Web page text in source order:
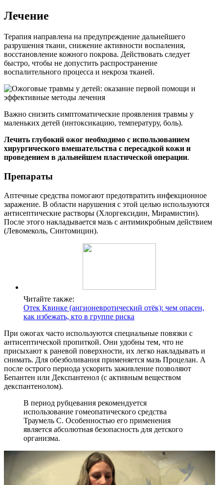
Лечение
Терапия направлена на предупреждение дальнейшего
разрушения ткани, снижение активности воспаления,
восстановление кожного покрова. Действовать следует
быстро, чтобы не допустить распространение
воспалительного процесса и некроза тканей.
Важно снизить симптоматические проявления травмы у
маленьких детей (интоксикацию, температуру, боль).
Лечить глубокий ожог необходимо с использованием
хирургического вмешательства с пересадкой кожи и
проведением в дальнейшем пластической операции.
Препараты
Аптечные средства помогают предотвратить инфекционное
заражение. В области нарушения с этой целью используются
антисептические растворы (Хлоргексидин, Мирамистин).
После этого накладывается мазь с антимикробным действием
(Левомеколь, Синтомицин).
Читайте также:
Отек Квинке (ангионевротический отёк): чем опасен,
как избежать, кто в группе риска
При ожогах часто используются специальные повязки с
антисептической пропиткой. Они удобны тем, что не
присыхают к раневой поверхности, их легко накладывать и
снимать. Для обезболивания применяется мазь Процелан. А
после острого периода ускорить заживление позволяют
Бепантен или Декспантенол (с активным веществом
декспантенолом).
В период рубцевания рекомендуется
использование гомеопатического средства
Траумель С. Особенностью его применения
является абсолютная безопасность для детского
организма.